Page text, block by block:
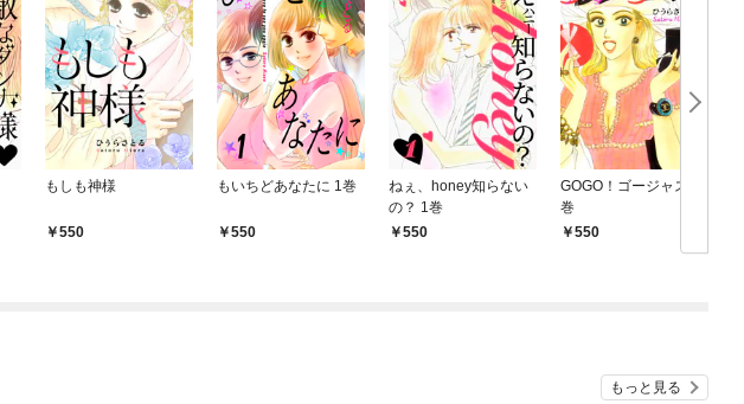
もしも神様
550
もいちどあなたに 1巻
550
ねぇ、honey知らない
の？ 1巻
550
GOGO！ゴージャス 1
巻
550
もっと見る